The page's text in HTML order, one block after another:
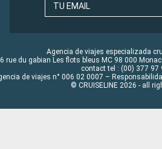
TU EMAIL
Agencia de viajes especializada
rue du gabian Les flots bleus MC 98 000
contact tel : (00) 377 97
de viajes n° 006 02 0007 –
© CRUISELINE 2026 - all